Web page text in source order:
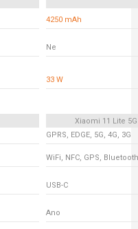
4250 mAh
Ne
33 W
Xiaomi 11 Lite 5G
GPRS, EDGE, 5G, 4G, 3G
WiFi, NFC, GPS, Bluetooth
USB-C
Ano